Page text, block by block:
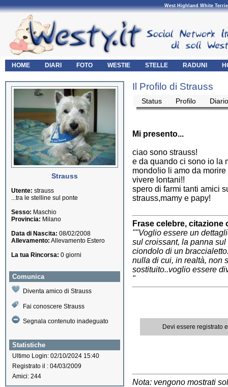
West Highland White
HOME DIARI FOTO WESTIE STELLE RADUNI
Strauss
Utente: strauss
...tra le stelline sul ponte
Sesso: Maschio
Provincia: Milano
Data di Nascita: 08/02/2008
Allevamento: Allevamento Estero
La tua Rincorsa: 0 giorni
Comunica
Diventa amico di Strauss
Fai conoscere Strauss
Segnala contenuto inadeguato
Statistiche
Ultimo Login: 02/10/2024 15:40
Registrato il : 04/03/2009
Amici: 244
Il Profilo di Strauss
Status Profilo Diario
Mi presento...
ciao sono strauss!
e da quando ci sono io la
mondo!io li amo da
vivere lontani!!
spero di farmi tanti amici
strauss,mamy e papy!
Frase celebre,
""Voglio essere un
sul croissant, la panna
ciondolo di un
nulla di cui, in realtà, non
sostituito..voglio essere
"
Devi essere registrato
Nota: vengono mostrati